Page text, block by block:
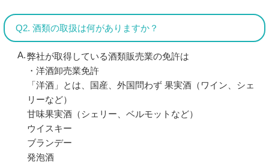
Q2. 酒類の取扱は何がありますか？
弊社が取得している酒類販売業の免許は
・洋酒卸売業免許
「洋酒」とは、国産、外国問わず 果実酒（ワイン、シェ
リーなど）
甘味果実酒（シェリー、ベルモットなど）
ウイスキー
ブランデー
発泡酒